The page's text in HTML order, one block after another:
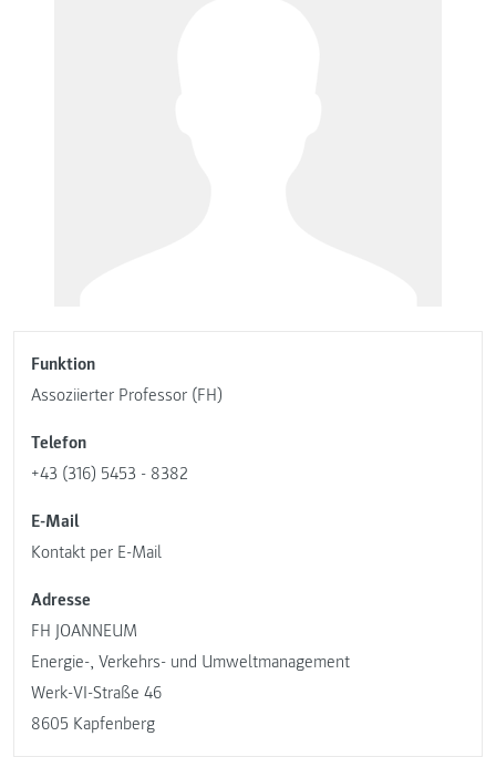
Funktion
Assoziierter Professor (FH)
Telefon
+43 (316) 5453 - 8382
E-Mail
Kontakt per E-Mail
Adresse
FH JOANNEUM
Energie-, Verkehrs- und Umweltmanagement
Werk-VI-Straße 46
8605 Kapfenberg